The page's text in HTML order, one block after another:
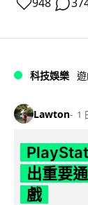
948
科技娛樂
Lawton 1
出重要
戲